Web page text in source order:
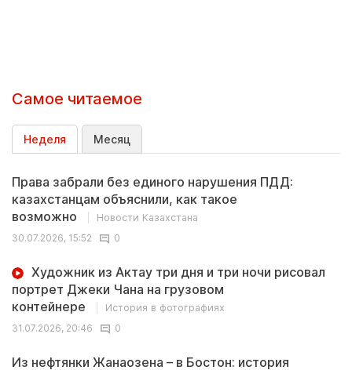
Самое читаемое
Неделя Месяц
Права забрали без единого нарушения ПДД:
казахстанцам объяснили, как такое
возможно
Новости Казахстана
30.07.2026, 15:52
0
Художник из Актау три дня и три ночи рисовал
портрет Джеки Чана на грузовом
контейнере
История в фотографиях
31.07.2026, 20:46
0
Из нефтянки Жанаозена – в Бостон: история